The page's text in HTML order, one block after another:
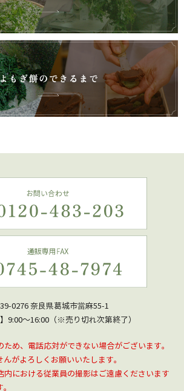
0276 奈良県葛城市當麻55-1
】9:00～16:00（※売り切れ次第終了）
め、電話応対ができない場合がございます。
がよろしくお願いいたします。
における従業員の撮影はご遠慮くださいます